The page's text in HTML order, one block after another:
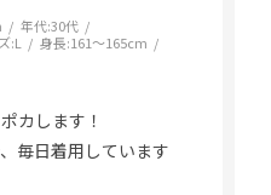
年代:30代
:L 身長:161～165cm
カします！
毎日着用しています